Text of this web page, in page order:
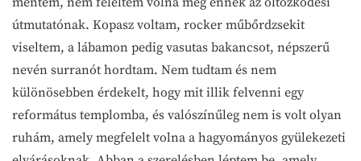
útmutatónak. Kopasz voltam, rocker műbőrdzsekit
viseltem, a lábamon pedig vasutas bakancsot, népszerű
nevén surranót hordtam. Nem tudtam és nem
különösebben érdekelt, hogy mit illik felvenni egy
református templomba, és valószínűleg nem is volt olyan
ruhám, amely megfelelt volna a hagyományos gyülekezeti